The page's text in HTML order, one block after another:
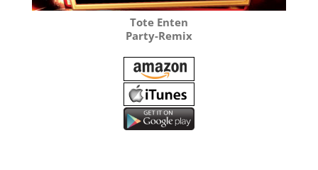
Tote Enten
Party-Remix